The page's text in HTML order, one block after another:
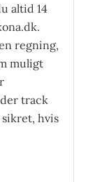
altid 14
regning,
muligt
track
hvis